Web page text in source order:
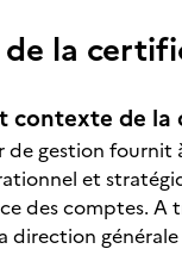
de la
contexte de
de gestion fournit
et
des comptes.
direction